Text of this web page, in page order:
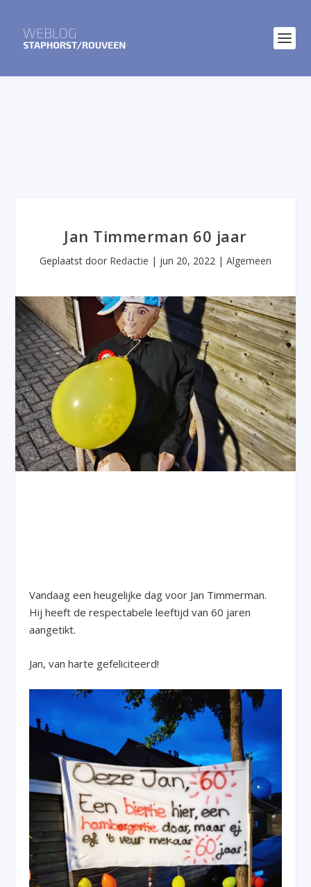
Jan Timmerman 60 jaar
Geplaatst door Redactie | jun 20, 2022 | Algemeen
Vandaag een heugelijke dag voor Jan Timmerman.
Hij heeft de respectabele leeftijd van 60 jaren
aangetikt.
Jan, van harte gefeliciteerd!